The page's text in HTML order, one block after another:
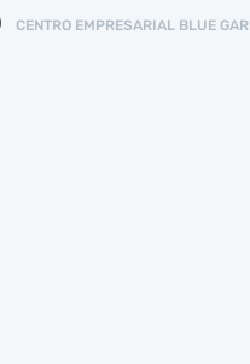
CENTRO EMPRESARIAL BLUE